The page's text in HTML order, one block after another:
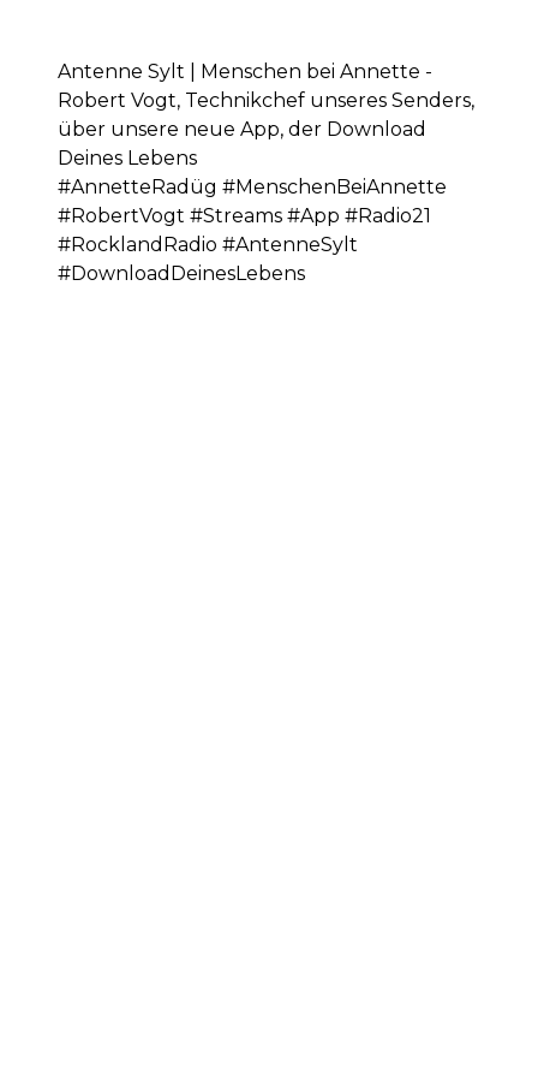
Antenne Sylt | Menschen bei Annette -
Robert Vogt, Technikchef unseres Senders,
über unsere neue App, der Download
Deines Lebens
#AnnetteRadüg #MenschenBeiAnnette
#RobertVogt #Streams #App #Radio21
#RocklandRadio #AntenneSylt
#DownloadDeinesLebens